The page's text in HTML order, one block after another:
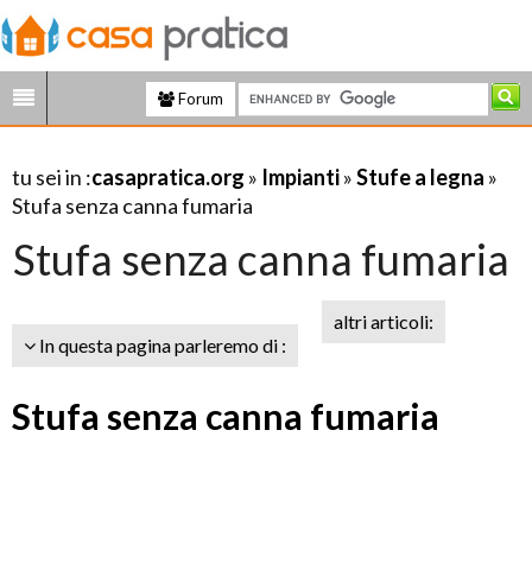
Forum
tu sei in :casapratica.org » Impianti»Stufe a legna »
Stufa senza canna fumaria
Stufa senza canna fumaria
In questa pagina parleremo di :
altri articoli:
Stufa senza canna fumaria